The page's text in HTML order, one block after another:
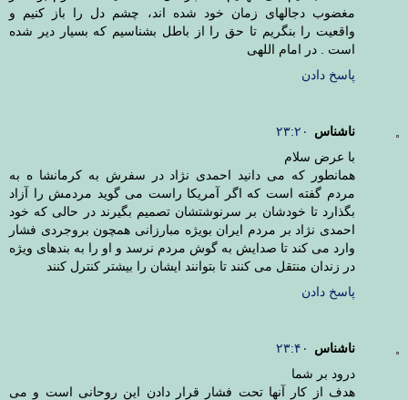
مغضوب دجالهای زمان خود شده اند، چشم دل را باز کنیم و
واقعیت را بنگریم تا حق را از باطل بشناسیم که بسیار دیر شده
است . در امام اللهی
پاسخ دادن
ناشناس
۲۳:۲۰
با عرض سلام
همانطور که می دانید احمدی نژاد در سفرش به کرمانشا ه به
مردم گفته است که اگر آمریکا راست می گوید مردمش را آزاد
بگذارد تا خودشان بر سرنوشتشان تصمیم بگیرند در حالی که خود
احمدی نژاد بر مردم ایران بویژه مبارزانی همچون بروجردی فشار
وارد می کند تا صدایش به گوش مردم نرسد و او را به بندهای ویژه
در زندان منتقل می کنند تا بتوانند ایشان را بیشتر کنترل کنند
پاسخ دادن
ناشناس
۲۳:۴۰
درود بر شما
هدف از کار آنها تحت فشار قرار دادن این روحانی است و می